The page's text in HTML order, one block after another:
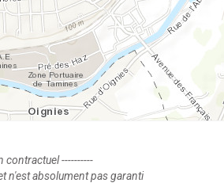
contractuel ----------
n'est absolument pas garanti